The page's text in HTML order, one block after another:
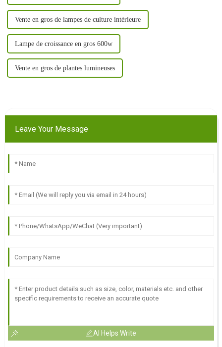
Vente en gros de lampes de culture intérieure
Lampe de croissance en gros 600w
Vente en gros de plantes lumineuses
Leave Your Message
AI Helps Write